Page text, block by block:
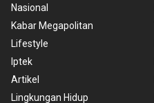
Nasional
Kabar Megapolitan
Lifestyle
Iptek
Artikel
Lingkungan Hidup